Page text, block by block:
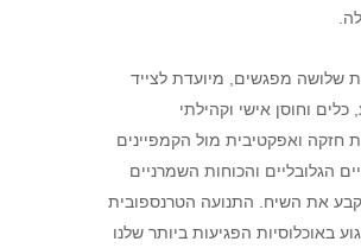
שלושה מפגשים, מיועדת לצייד
כלים וחוסן אישי וקהילתי
חזקה ואפקטיבית מול הקמפיינים
הגלובליים והכוחות השמרניים
את השיח. התנועה הטרנספובית
באוכלוסיות הפגיעות ביותר שלנו